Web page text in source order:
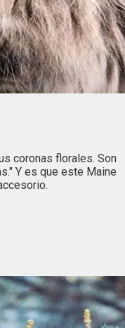
coronas florales. Son
Y es que este Maine